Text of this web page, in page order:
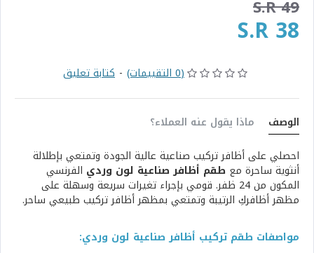
(0 التقييمات) - كتابة تعليق
S.R 38
S.R 49
الوصف
ماذا يقول عنه العملاء؟
احصلي على أظافر تركيب صناعية عالية الجودة وتمتعي بإطلالة
أنثوية ساحرة مع طقم أظافر صناعية لون وردي الفرنسي
المكون من 24 ظفر. قومي بإجراء تغيرات سريعة وسهلة على
مظهر أظافركِ الرتيبة وتمتعي بمظهر أظافر تركيب طبيعي ساحر.
مواصفات طقم تركيب أظافر صناعية لون وردي: